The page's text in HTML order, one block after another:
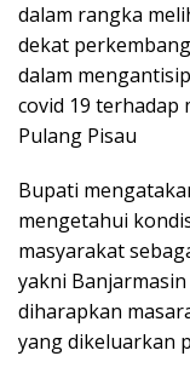
dalam rangka
dekat
dalam
covid 19 terhadap
Pulang Pisau
Bupati
mengetahui
masyarakat
yakni
diharapkan
yang dikeluarkan